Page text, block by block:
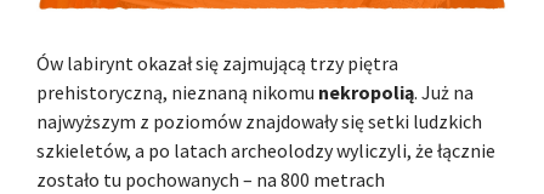
Ów labirynt okazał się zajmującą trzy piętra
prehistoryczną, nieznaną nikomu nekropolią. Już na
najwyższym z poziomów znajdowały się setki ludzkich
szkieletów, a po latach archeolodzy wyliczyli, że łącznie
zostało tu pochowanych – na 800 metrach